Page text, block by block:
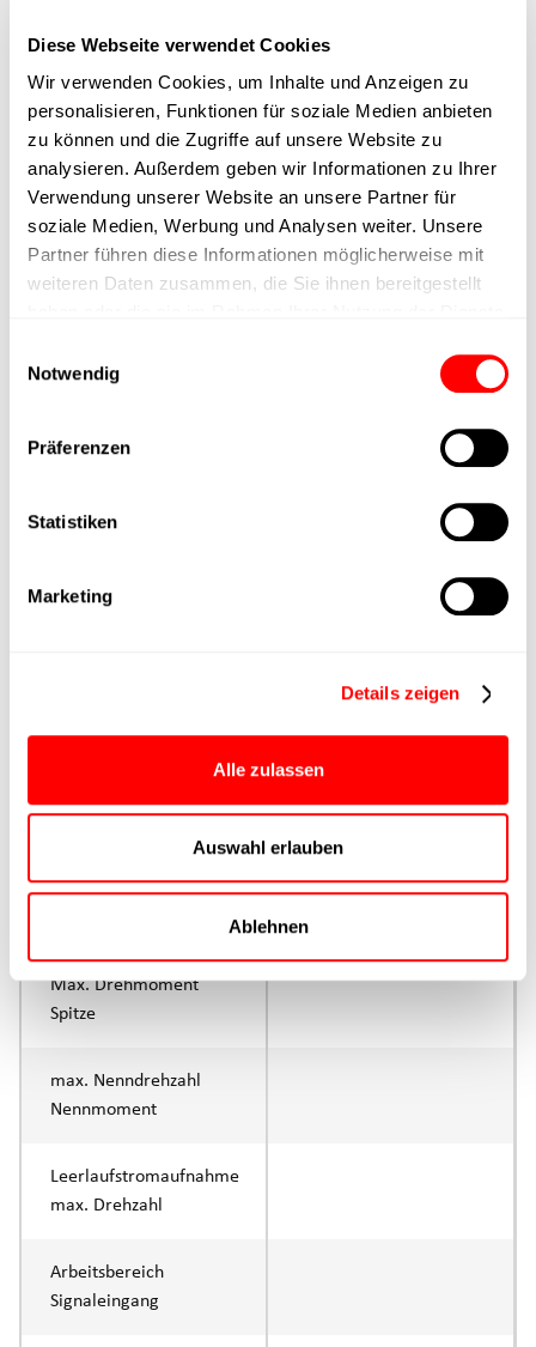
Diese Webseite verwendet Cookies
Wir verwenden Cookies, um Inhalte und Anzeigen zu
personalisieren, Funktionen für soziale Medien anbieten
zu können und die Zugriffe auf unsere Website zu
analysieren. Außerdem geben wir Informationen zu Ihrer
Verwendung unserer Website an unsere Partner für
soziale Medien, Werbung und Analysen weiter. Unsere
Partner führen diese Informationen möglicherweise mit
weiteren Daten zusammen, die Sie ihnen bereitgestellt
Notwendig
Präferenzen
Statistiken
Marketing
Details zeigen
Alle zulassen
Auswahl erlauben
Ablehnen
Max. Halterkraft
Min. Hubzeit
Max. Arbeitszyklen
Produktgruppe
max. Vorschubkraft Fx
Parametrierung
Nenndrehmoment
Max. Drehmoment
Spitze
max. Nenndrehzahl
Nennmoment
Leerlaufstromaufnahme
max. Drehzahl
Arbeitsbereich
Signaleingang